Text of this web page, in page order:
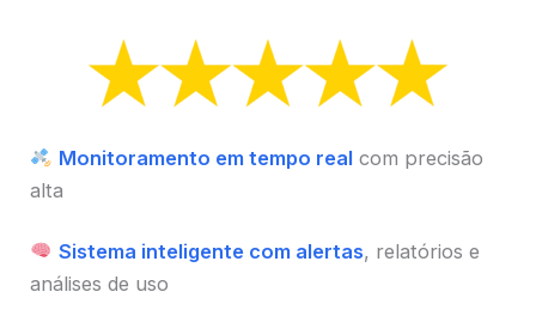
Monitoramento em tempo realcom precisão
alta
Sistema inteligente com alertas, relatórios e
análises de uso